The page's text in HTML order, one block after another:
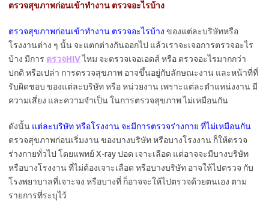
ตรวจสุขภาพก่อนเข้าทํางาน ตรวจอะไรบ้าง
ตรวจสุขภาพก่อนเข้าทำงาน ตรวจอะไรบ้าง ของแต่ละบริษัทหรือ
โรงงานต่าง ๆ นั้น จะแตกต่างกันออกไป แล้วเราจะเจอการตรวจอะไร
บ้าง มีการ ตรวจHIVไหม จะตรวจเจอเอดส์ หรือ ตรวจอะไรมากกว่า
ปกติ หรือเปล่า การตรวจสุขภาพ อาจขึ้นอยู่กับลักษณะงาน และหน้าที่ที่
รับผิดชอบ ของแต่ละบริษัท หรือ หน่วยงาน เพราะแต่ละตำแหน่งงาน มี
ความเสี่ยง และความจำเป็น ในการตรวจสุขภาพ ไม่เหมือนกัน
ดังนั้น แต่ละบริษัท หรือโรงงาน จะมีการตรวจร่างกาย ที่ไม่เหมือนกัน
ตรวจสุขภาพก่อนเริ่มงาน ของบางบริษัท หรือบางโรงงาน ก็ให้ตรวจ
ร่างกายทั่วไป โดยแพทย์ X-ray ปอด เจาะเลือด แต่อาจจะมีบางบริษัท
หรือบางโรงงาน ที่ไม่ต้องเจาะเลือด หรือบางบริษัท อาจให้ไปตรวจ กับ
โรงพยาบาลที่เจาะจง หรือบางที่ ก็อาจจะให้ไปตรวจด้วยตนเอง ตาม
รายการที่ระบุไว้